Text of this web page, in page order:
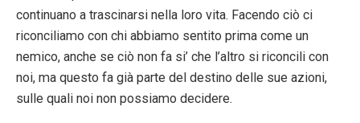
continuano a trascinarsi nella loro vita. Facendo ciò ci
riconciliamo con chi abbiamo sentito prima come un
nemico, anche se ciò non fa si’ che l’altro si riconcili con
noi, ma questo fa già parte del destino delle sue azioni,
sulle quali noi non possiamo decidere.